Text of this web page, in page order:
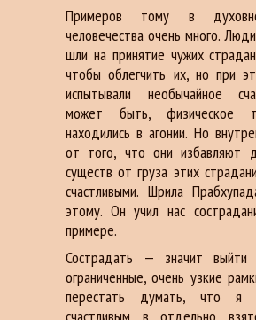
Примеров тому в
человечества очень много.
шли на принятие чужих
чтобы облегчить их, но при
испытывали необычайное
может быть,
находились в агонии. Но
от того, что они избавляют
существ от груза этих
счастливыми. Шрила
этому. Он учил нас
примере.
Сострадать — значит
ограниченные, очень узкие
перестать думать, что я